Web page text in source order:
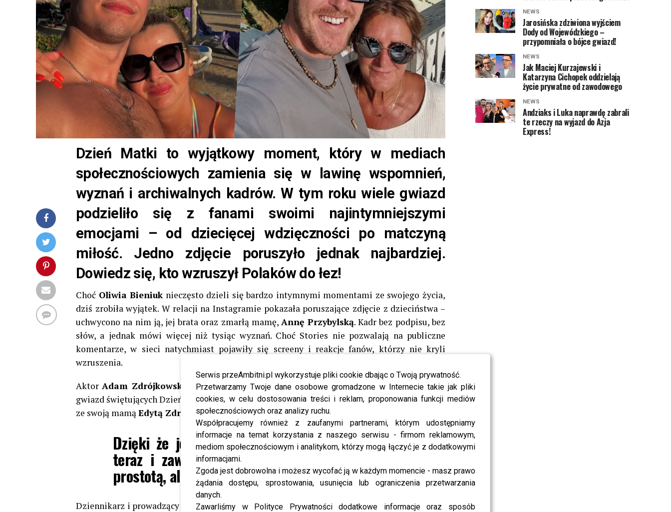
Serwis przeAmbitni.pl wykorzystuje pliki cookie dbając o Twoją prywatność.
Przetwarzamy Twoje dane osobowe gromadzone w Internecie takie jak pliki
cookies, w celu dostosowania treści i reklam, proponowania funkcji mediów
społecznościowych oraz analizy ruchu.
Współpracujemy również z zaufanymi partnerami, którym udostępniamy
informacje na temat korzystania z naszego serwisu - firmom reklamowym,
mediom społecznościowym i analitykom, którzy mogą łączyć je z dodatkowymi
informacjami.
Zgoda jest dobrowolna i możesz wycofać ją w każdym momencie - masz prawo
żądania dostępu, sprostowania, usunięcia lub ograniczenia przetwarzania
danych.
Zawarliśmy w Polityce Prywatności dodatkowe informacje oraz sposób
Dzień Matki to wyjątkowy moment, który w mediach
społecznościowych zamienia się w lawinę wspomnień,
wyznań i archiwalnych kadrów. W tym roku wiele gwiazd
podzieliło się z fanami swoimi najintymniejszymi
emocjami – od dziecięcej wdzięczności po matczyną
miłość. Jedno zdjęcie poruszyło jednak najbardziej.
Dowiedz się, kto wzruszył Polaków do łez!
Choć Oliwia Bieniuk nieczęsto dzieli się bardzo intymnymi momentami ze swojego życia,
dziś zrobiła wyjątek. W relacji na Instagramie pokazała poruszające zdjęcie z dzieciństwa –
uchwycono na nim ją, jej brata oraz zmarłą mamę, Annę Przybylską. Kadr bez podpisu, bez
słów, a jednak mówi więcej niż tysiąc wyznań. Choć Stories nie pozwalają na publiczne
komentarze, w sieci natychmiast pojawiły się screeny i reakcje fanów, którzy nie kryli
wzruszenia.
Aktor Adam Zdrójkowski
, znany m.in. z serialu „Rodzinka.pl”, również dołączył do grona
gwiazd świętujących Dzień Matki w mediach społecznościowych. Opublikował urocze zdjęcie
ze swoją mamą Edytą Zdrójkowską, dodając:
Dzięki że jesteś… dzięki że jesteś tu! I wtedy i
teraz i zawsze. Kocham cię mamo – napisał z
prostotą, ale i głębią.
Dziennikarz i prowadzący „Dzień Dobry TVN” –Damian Michałowskirównież uczcił Dzień
NEWS
Jarosińska zdziwiona wyjściem
Dody od Wojewódzkiego –
przypomniała o bójce gwiazd!
NEWS
Jak Maciej Kurzajewski i
Katarzyna Cichopek oddzielają
życie prywatne od zawodowego
NEWS
Andziaks i Luka naprawdę zabrali
te rzeczy na wyjazd do Azja
Express!